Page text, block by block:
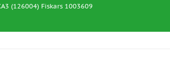
(126004) Fiskars 1003609